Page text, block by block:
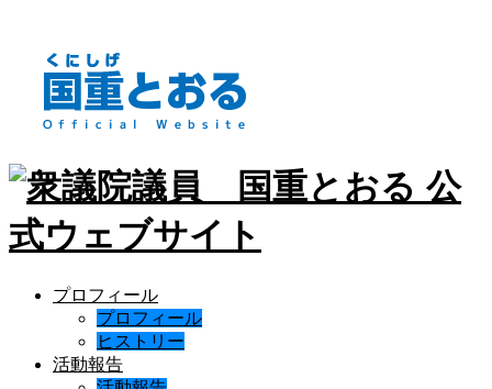
プロフィール
プロフィール
ヒストリー
活動報告